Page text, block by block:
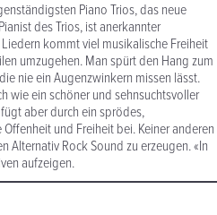
Piano Trios, das neue
des Trios, ist anerkannter
kommt viel musikalische Freiheit
umzugehen. Man spürt den Hang zum
nie ein Augenzwinkern missen lässt.
wie ein schöner und sehnsuchtsvoller
aber durch ein sprödes,
und Freiheit bei. Keiner anderen
Alternativ Rock Sound zu erzeugen. «In
aufzeigen.